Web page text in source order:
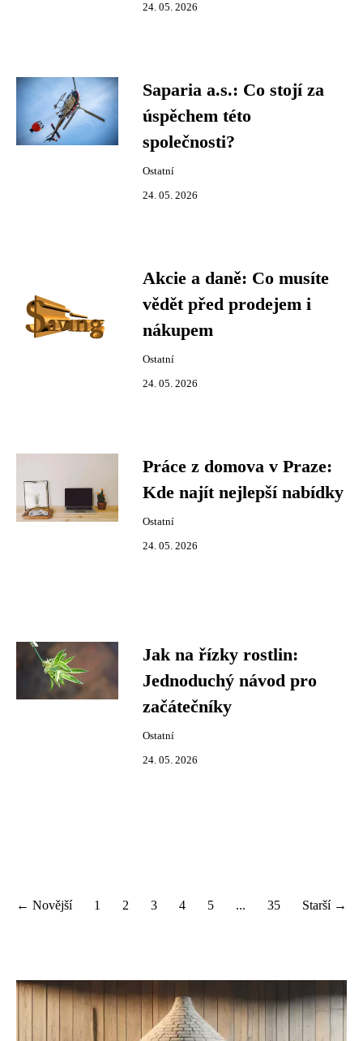
24. 05. 2026
Saparia a.s.: Co stojí za
úspěchem této
společnosti?
Ostatní
24. 05. 2026
Akcie a daně: Co musíte
vědět před prodejem i
nákupem
Ostatní
24. 05. 2026
Práce z domova v Praze:
Kde najít nejlepší nabídky
Ostatní
24. 05. 2026
Jak na řízky rostlin:
Jednoduchý návod pro
začátečníky
Ostatní
24. 05. 2026
← Novější 1 2 3 4 5 ... 35 Starší →